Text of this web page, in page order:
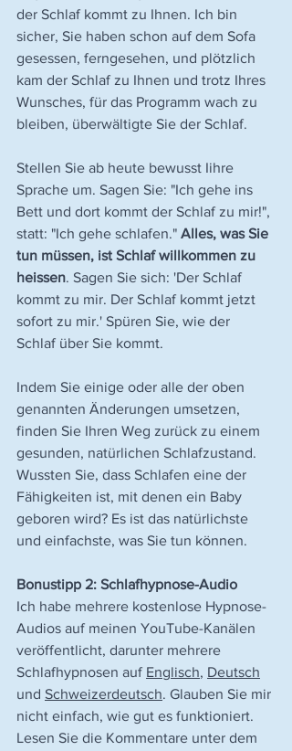
der Schlaf kommt zu Ihnen. Ich bin
sicher, Sie haben schon auf dem Sofa
gesessen, ferngesehen, und plötzlich
kam der Schlaf zu Ihnen und trotz Ihres
Wunsches, für das Programm wach zu
bleiben, überwältigte Sie der Schlaf.
Stellen Sie ab heute bewusst Iihre
Sprache um. Sagen Sie: "Ich gehe ins
Bett und dort kommt der Schlaf zu mir!",
statt: "Ich gehe schlafen." Alles, was Sie
tun müssen, ist Schlaf willkommen zu
heissen. Sagen Sie sich: 'Der Schlaf
kommt zu mir. Der Schlaf kommt jetzt
sofort zu mir.' Spüren Sie, wie der
Schlaf über Sie kommt.
Indem Sie einige oder alle der oben
genannten Änderungen umsetzen,
finden Sie Ihren Weg zurück zu einem
gesunden, natürlichen Schlafzustand.
Wussten Sie, dass Schlafen eine der
Fähigkeiten ist, mit denen ein Baby
geboren wird? Es ist das natürlichste
und einfachste, was Sie tun können.
Bonustipp 2: Schlafhypnose-Audio
Ich habe mehrere kostenlose Hypnose-
Audios auf meinen YouTube-Kanälen
veröffentlicht, darunter mehrere
Schlafhypnosen auf Englisch, Deutsch
und Schweizerdeutsch. Glauben Sie mir
nicht einfach, wie gut es funktioniert.
Lesen Sie die Kommentare unter dem